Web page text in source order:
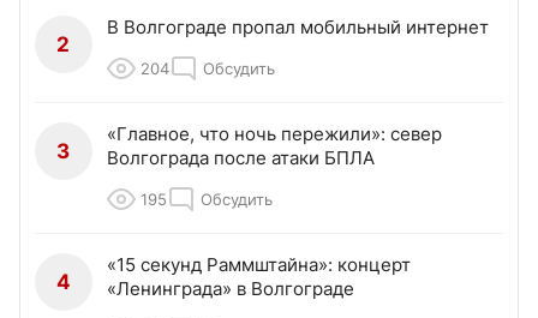
2
В Волгограде пропал мобильный интернет
204 Обсудить
3
«Главное, что ночь пережили»: север
Волгограда после атаки БПЛА
195 Обсудить
4
«15 секунд Раммштайна»: концерт
«Ленинграда» в Волгограде